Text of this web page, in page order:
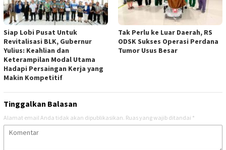
Siap Lobi Pusat Untuk
Revitalisasi BLK, Gubernur
Yulius: Keahlian dan
Keterampilan Modal Utama
Hadapi Persaingan Kerja yang
Makin Kompetitif
Tak Perlu ke Luar Daerah, RS
ODSK Sukses Operasi Perdana
Tumor Usus Besar
Tinggalkan Balasan
Alamat email Anda tidak akan dipublikasikan. Ruas yang wajib ditandai *